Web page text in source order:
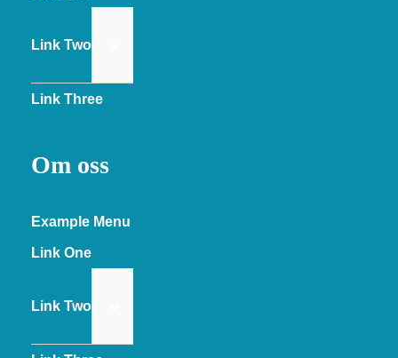
Link Two
Link Three
Om oss
Example Menu
Link One
Link Two